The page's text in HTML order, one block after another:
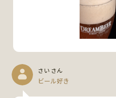
私の場合、たまに飲むには有りか？
さい さん
ビール好き